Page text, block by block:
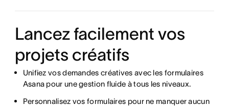
Lancez facilement vos
projets créatifs
Unifiez vos demandes créatives avec les formulaires
Asana pour une gestion fluide à tous les niveaux.
Personnalisez vos formulaires pour ne manquer aucun